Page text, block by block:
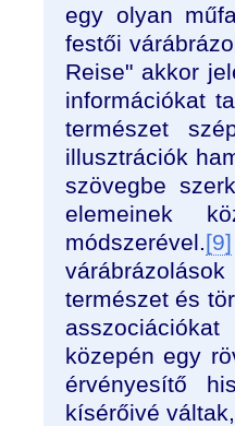
egy olyan
festői
Reise" akkor
információkat
természet
illusztrációk
szövegbe
elemeinek
módszerével. [9]
természet és
közepén egy
érvényesítő
kísérőivé